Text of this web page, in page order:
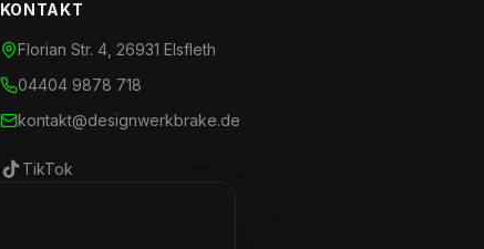
KONTAKT
Florian Str. 4, 26931 Elsfleth
04404 9878 718
kontakt@designwerkbrake.de
TikTok